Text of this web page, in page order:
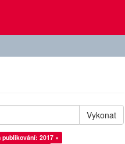
Vykonat
publikování: 2017 ×